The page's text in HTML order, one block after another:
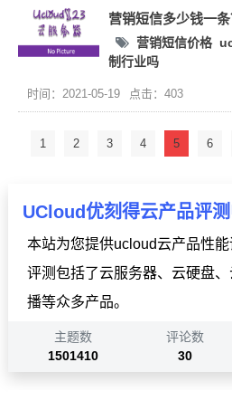
营销短信多少钱一
营销短信价格
制行业吗
时间：2021-05-19 点击：403
1 2 3 4 5 6
UCloud优刻得云产品评
本站为您提供ucloud云产品性能
评测包括了云服务器、云硬盘
播等众多产品。
主题数
1501410
评论数
30